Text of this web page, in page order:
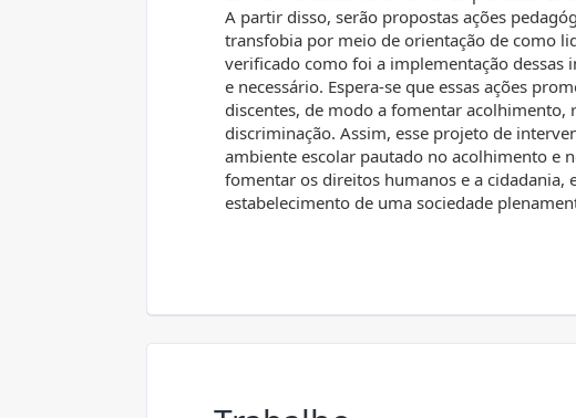
A partir disso, serão propostas ações
transfobia por meio de orientação de como
verificado como foi a implementação dessas
e necessário. Espera-se que essas ações
discentes, de modo a fomentar acolhimento,
discriminação. Assim, esse projeto de
ambiente escolar pautado no acolhimento e
fomentar os direitos humanos e a cidadania,
estabelecimento de uma sociedade